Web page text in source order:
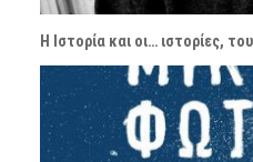
Η Ιστορία και οι… ιστορίες,